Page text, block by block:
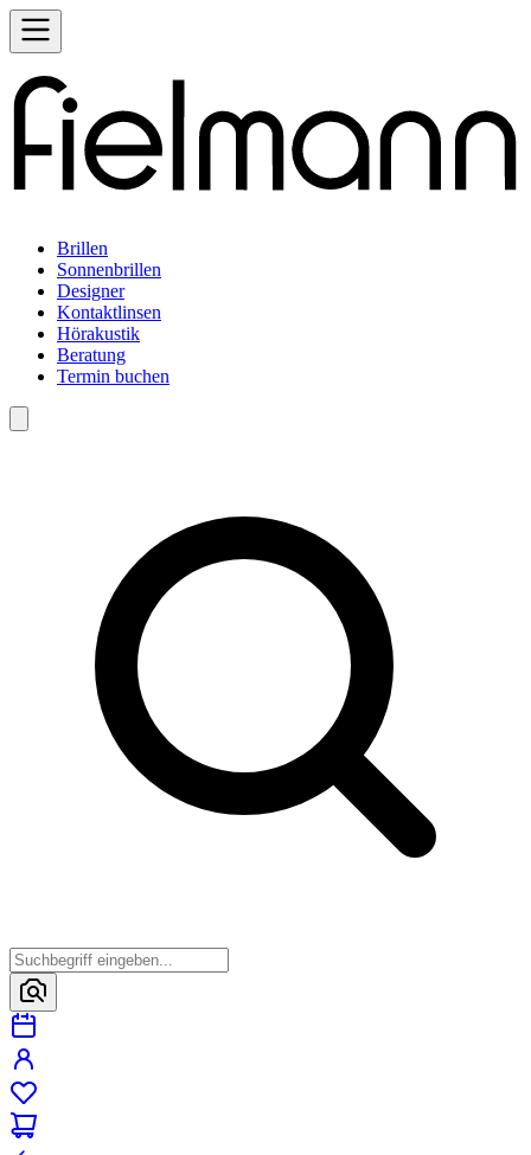
Brillen
Sonnenbrillen
Designer
Kontaktlinsen
Hörakustik
Beratung
Termin buchen